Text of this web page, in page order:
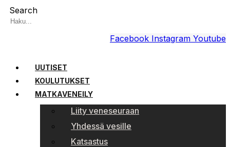
Search
Facebook Instagram Youtube
UUTISET
KOULUTUKSET
MATKAVENEILY
Liity veneseuraan
Yhdessä vesille
Katsastus